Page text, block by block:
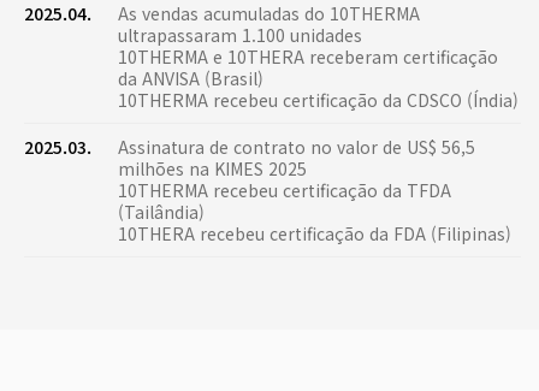
2025.04.
As vendas acumuladas do 10THERMA
ultrapassaram 1.100 unidades
10THERMA e 10THERA receberam certificação
da ANVISA (Brasil)
10THERMA recebeu certificação da CDSCO (Índia)
2025.03.
Assinatura de contrato no valor de US$ 56,5
milhões na KIMES 2025
10THERMA recebeu certificação da TFDA
(Tailândia)
10THERA recebeu certificação da FDA (Filipinas)